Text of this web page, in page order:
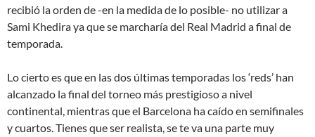
recibió la orden de -en la medida de lo posible- no utilizar a
Sami Khedira ya que se marcharía del Real Madrid a final de
temporada.
Lo cierto es que en las dos últimas temporadas los ‘reds’ han
alcanzado la final del torneo más prestigioso a nivel
continental, mientras que el Barcelona ha caído en semifinales
y cuartos. Tienes que ser realista, se te va una parte muy